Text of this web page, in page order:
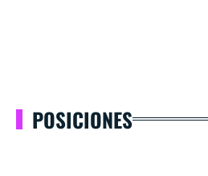
POSICIONES